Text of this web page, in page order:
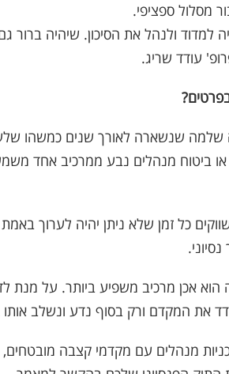
מסלול ספציפי.
ולנהל את הסיכון. שיהיה ברור
עודד שריג.
שלמה שנשארה לאורך שנים כמשהו
ביטוח מנהלים נבע ממרכיב אחד
כל זמן שלא ניתן יהיה לערוך
הוא אכן מרכיב משפיע ביותר. על
את המקדם ורק בסוף נדע ונשלב
ש 2013 נפתחה ללא תוכניות מנהלים עם מקדמי